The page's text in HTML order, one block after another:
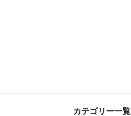
カテゴリー一覧